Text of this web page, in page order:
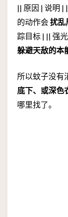
|| 原因 | 说明
的动作会扰乱
踪目标 | || 强
躲避天敌的本
所以蚊子没有
底下、或深色
哪里找了。